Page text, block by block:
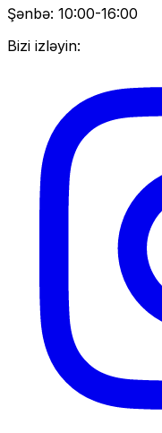
Şənbə: 10:00-16:00
Bizi izləyin: